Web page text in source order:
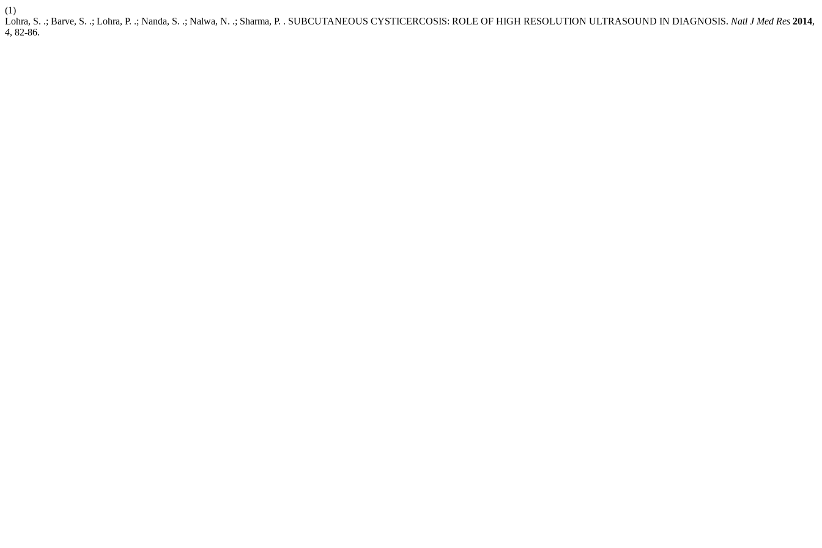
(1)
Lohra, S. .; Barve, S. .; Lohra, P. .; Nanda, S. .; Nalwa, N. .; Sharma, P. . SUBCUTANEOUS CYSTICERCOSIS: ROLE OF HIGH RESOLUTION ULTRASOUND IN DIAGNOSIS. Natl J Med Res 2014,
4, 82-86.